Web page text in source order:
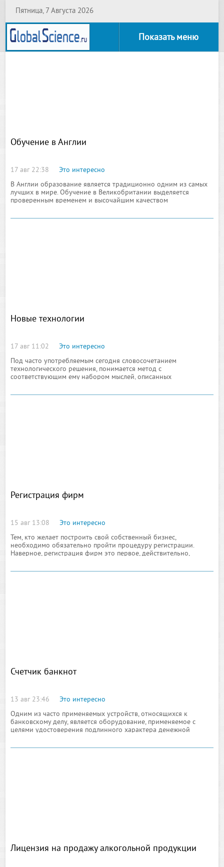
Пятница, 7 Августа 2026
Показать меню
Обучение в Англии
17 авг 22:38
Это интересно
В Англии образование является традиционно одним из самых
лучших в мире. Обучение в Великобритании выделяется
проверенным временем и высочайшим качеством
репутацию
Новые технологии
17 авг 11:02
Это интересно
Под часто употребляемым сегодня словосочетанием
технологического решения, понимается метод с
соответствующим ему набором мыслей, описанных
ориентированного
Регистрация фирм
15 авг 13:08
Это интересно
Тем, кто желает построить свой собственный бизнес,
необходимо обязательно пройти процедуру регистрации.
Наверное, регистрация фирм это первое, действительно,
на знание российского законодательства
Счетчик банкнот
13 авг 23:46
Это интересно
Одним из часто применяемых устройств, относящихся к
банковскому делу, является оборудование, применяемое с
целями удостоверения подлинного характера денежной
Лицензия на продажу алкогольной продукции